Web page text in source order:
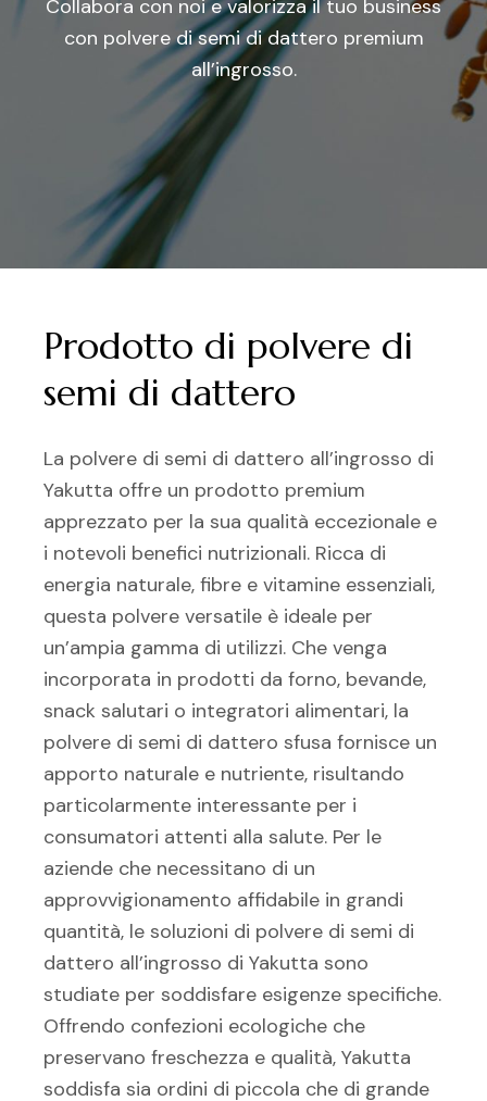
Collabora con noi e valorizza il tuo business
con polvere di semi di dattero premium
all’ingrosso.
Prodotto di polvere di
semi di dattero
La polvere di semi di dattero all’ingrosso di
Yakutta offre un prodotto premium
apprezzato per la sua qualità eccezionale e
i notevoli benefici nutrizionali. Ricca di
energia naturale, fibre e vitamine essenziali,
questa polvere versatile è ideale per
un’ampia gamma di utilizzi. Che venga
incorporata in prodotti da forno, bevande,
snack salutari o integratori alimentari, la
polvere di semi di dattero sfusa fornisce un
apporto naturale e nutriente, risultando
particolarmente interessante per i
consumatori attenti alla salute. Per le
aziende che necessitano di un
approvvigionamento affidabile in grandi
quantità, le soluzioni di polvere di semi di
dattero all’ingrosso di Yakutta sono
studiate per soddisfare esigenze specifiche.
Offrendo confezioni ecologiche che
preservano freschezza e qualità, Yakutta
soddisfa sia ordini di piccola che di grande